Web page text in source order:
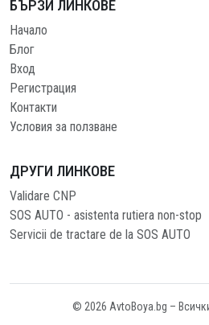
БЪРЗИ ЛИНКОВЕ
Начало
Блог
Вход
Регистрация
Контакти
Условия за ползване
ДРУГИ ЛИНКОВЕ
Validare CNP
SOS AUTO - asistenta rutiera non-stop
Servicii de tractare de la SOS AUTO
© 2026 AvtoBoya.bg –